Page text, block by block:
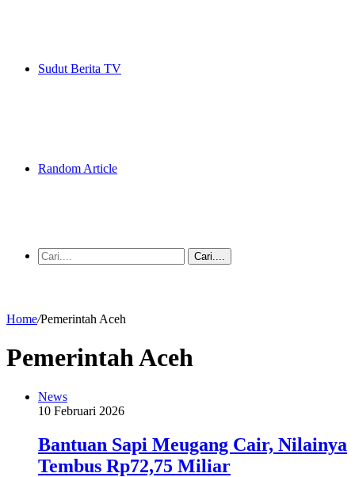
Sudut Berita TV
Random Article
Cari....
Home/Pemerintah Aceh
Pemerintah Aceh
News
10 Februari 2026
Bantuan Sapi Meugang Cair, Nilainya
Tembus Rp72,75 Miliar